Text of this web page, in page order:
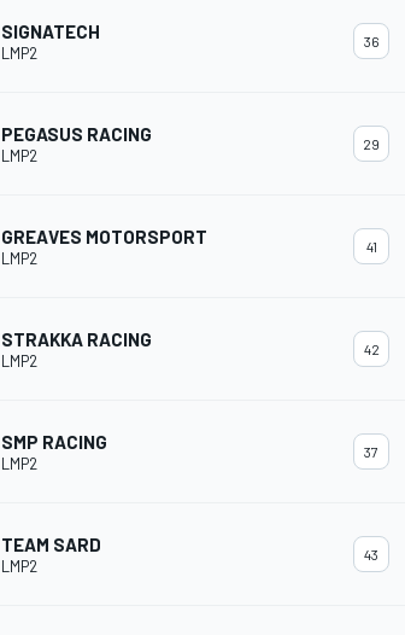
SIGNATECH
LMP2
36
PEGASUS RACING
LMP2
29
GREAVES MOTORSPORT
LMP2
41
STRAKKA RACING
LMP2
42
SMP RACING
LMP2
37
TEAM SARD
LMP2
43